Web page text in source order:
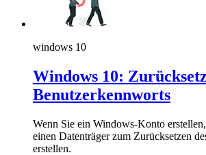
windows 10
Windows 10:
Benutzerkennworts
Wenn Sie ein Windows-Konto
einen Datenträger zum Zurücksetzen
erstellen.